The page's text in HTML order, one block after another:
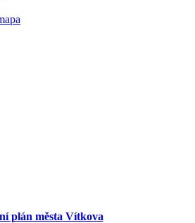
plán města Vítkova